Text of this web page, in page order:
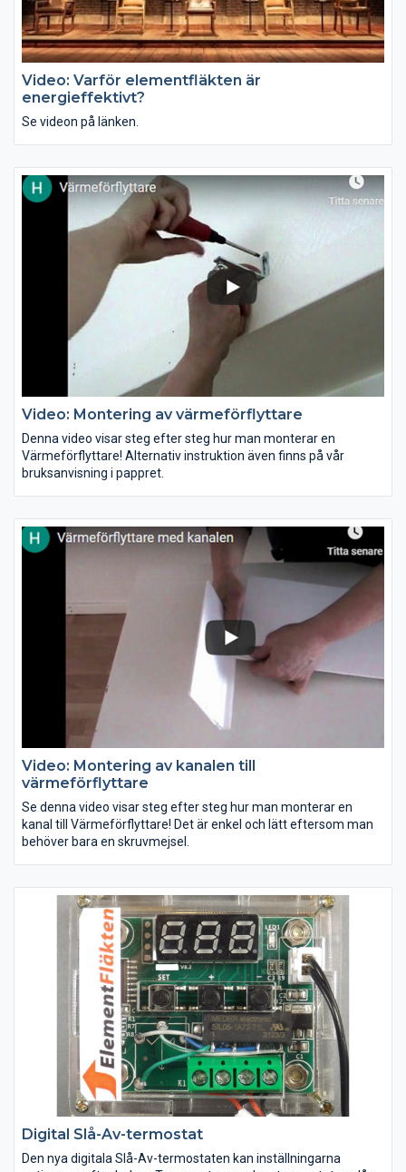
Video: Varför elementfläkten är
energieffektivt?
Se videon på länken.
Video: Montering av värmeförflyttare
Denna video visar steg efter steg hur man monterar en
Värmeförflyttare! Alternativ instruktion även finns på vår
bruksanvisning i pappret.
Video: Montering av kanalen till
värmeförflyttare
Se denna video visar steg efter steg hur man monterar en
kanal till Värmeförflyttare! Det är enkel och lätt eftersom man
behöver bara en skruvmejsel.
Digital Slå-Av-termostat
Den nya digitala Slå-Av-termostaten kan inställningarna